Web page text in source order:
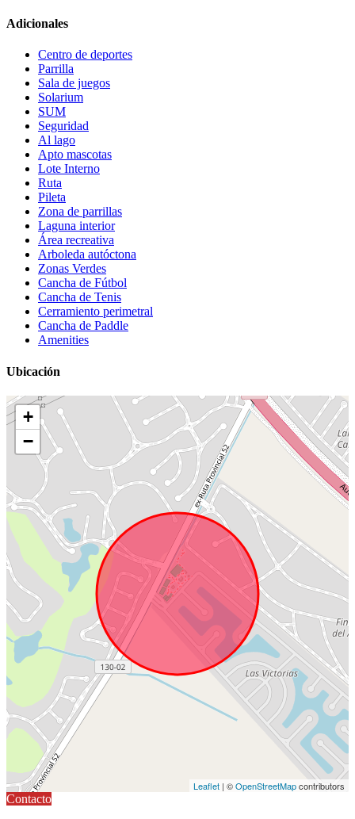
Adicionales
Centro de deportes
Parrilla
Sala de juegos
Solarium
SUM
Seguridad
Al lago
Apto mascotas
Lote Interno
Ruta
Pileta
Zona de parrillas
Laguna interior
Área recreativa
Arboleda autóctona
Zonas Verdes
Cancha de Fútbol
Cancha de Tenis
Cerramiento perimetral
Cancha de Paddle
Amenities
Ubicación
+
−
Leaflet | ©OpenStreetMapcontributors
Contacto